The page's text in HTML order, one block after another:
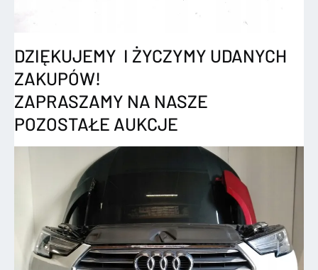
DZIĘKUJEMY I ŻYCZYMY UDANYCH
ZAKUPÓW!
ZAPRASZAMY NA NASZE
POZOSTAŁE AUKCJE